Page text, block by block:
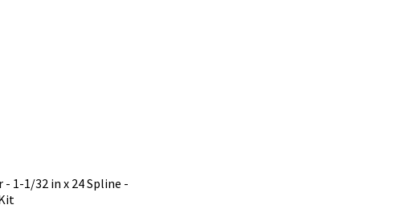
1-1/32 in x 24 Spline -